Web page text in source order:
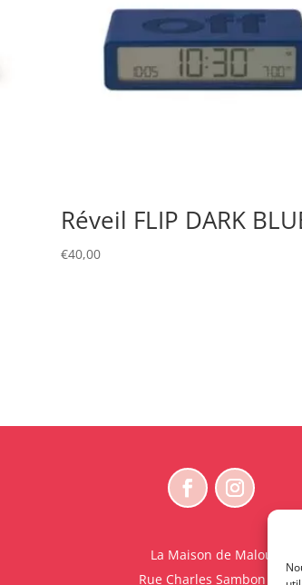
Réveil FLIP DARK
€40,00
La Maison de Malou
Rue Charles Sambon 18